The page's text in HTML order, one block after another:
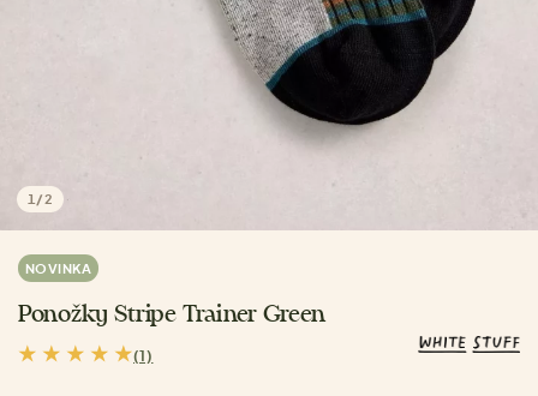
1 /2
NOVINKA
Ponožky Stripe Trainer Green
(1)